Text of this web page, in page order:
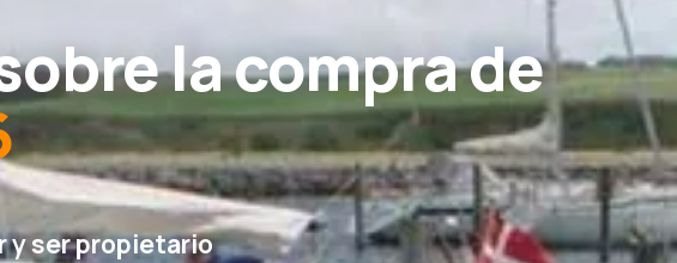
la compra de
y ser propietario